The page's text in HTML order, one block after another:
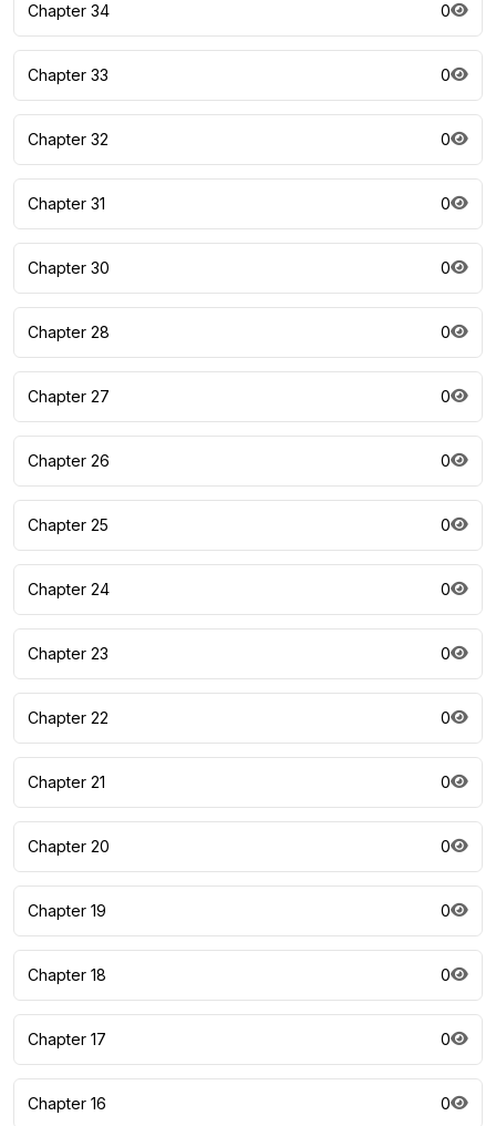
Chapter 34 0
Chapter 33 0
Chapter 32 0
Chapter 31 0
Chapter 30 0
Chapter 28 0
Chapter 27 0
Chapter 26 0
Chapter 25 0
Chapter 24 0
Chapter 23 0
Chapter 22 0
Chapter 21 0
Chapter 20 0
Chapter 19 0
Chapter 18 0
Chapter 17 0
Chapter 16 0